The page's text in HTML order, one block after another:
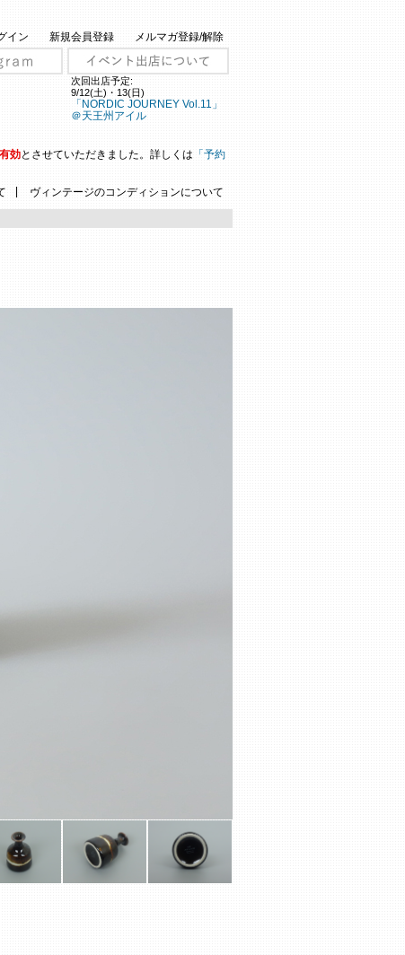
イン 新規会員登録 メルマガ登録/解除
次回出店予定:
9/12(土)・13(日)
「NORDIC JOURNEY Vol.11」
＠天王州アイル
効とさせていただきました。詳しくは 「予約
ヴィンテージのコンディションについて